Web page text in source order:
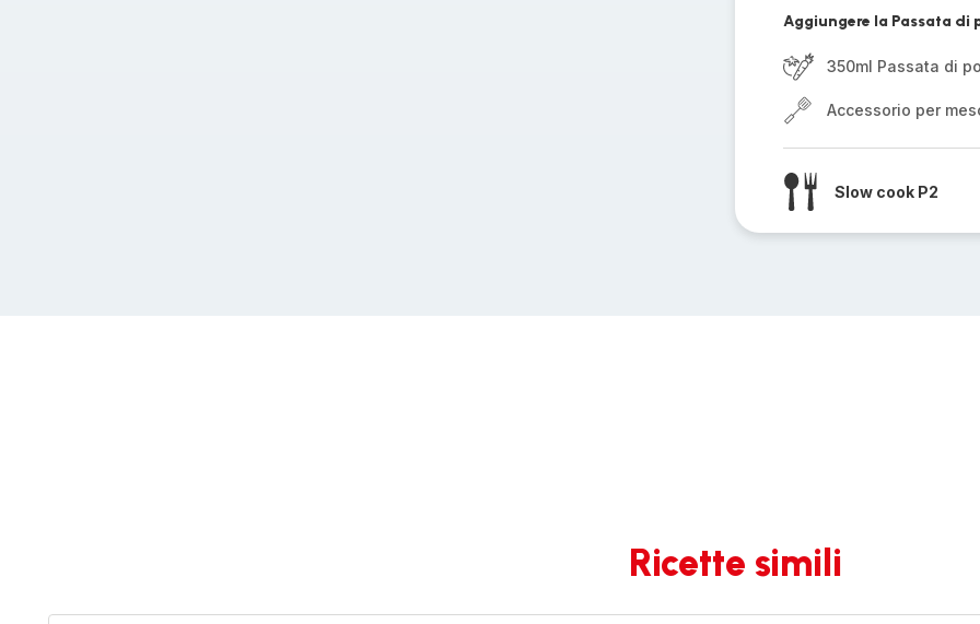
Aggiungere la Passata di
350ml Passata di
Accessorio per
Slow cook P2
Ricette simili